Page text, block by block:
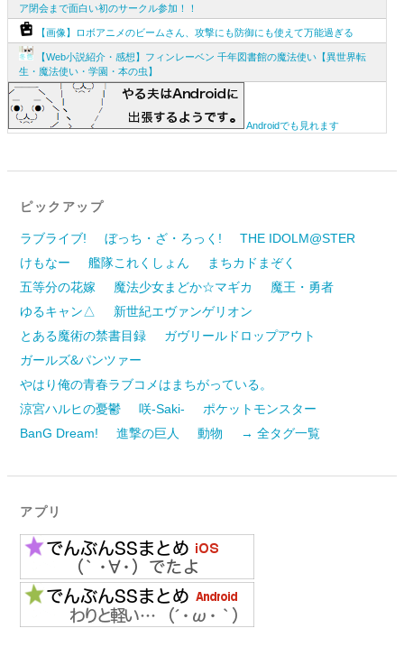
ア閉会まで面白い初のサークル参加！！
【画像】ロボアニメのビームさん、攻撃にも防御にも使えて万能過ぎる
【Web小説紹介・感想】フィンレーベン 千年図書館の魔法使い【異世界転
生・魔法使い・学園・本の虫】
Androidでも見れます
ピックアップ
ラブライブ! ぼっち・ざ・ろっく!
THE IDOLM@STER
けもなー
艦隊これくしょん
まちカドまぞく
五等分の花嫁
魔法少女まどか☆マギカ
魔王・勇者
ゆるキャン△
新世紀エヴァンゲリオン
とある魔術の禁書目録
ガヴリールドロップアウト
ガールズ&パンツァー
やはり俺の青春ラブコメはまちがっている。
涼宮ハルヒの憂鬱
咲-Saki-
ポケットモンスター
BanG Dream!
進撃の巨人 動物 → 全タグ一覧
アプリ